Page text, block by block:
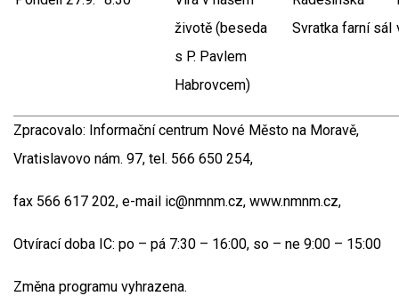
životě (beseda
s P. Pavlem
Habrovcem)
Svratka farní sál
Zpracovalo: Informační centrum Nové Město na Moravě,
Vratislavovo nám. 97, tel. 566 650 254,
fax 566 617 202, e-mail ic@nmnm.cz, www.nmnm.cz,
Otvírací doba IC: po – pá 7:30 – 16:00, so – ne 9:00 – 15:00
Změna programu vyhrazena.